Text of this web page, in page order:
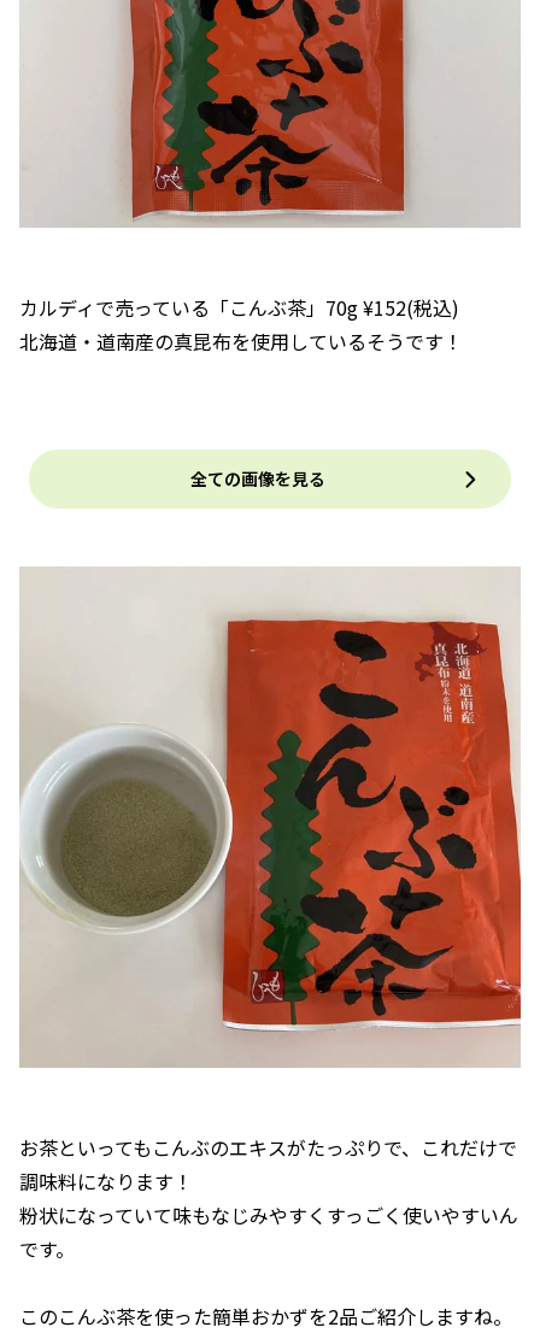
カルディで売っている「こんぶ茶」70g ¥152(税込)
北海道・道南産の真昆布を使用しているそうです！
全ての画像を見る
お茶といってもこんぶのエキスがたっぷりで、これだけで
調味料になります！
粉状になっていて味もなじみやすくすっごく使いやすいん
です。
このこんぶ茶を使った簡単おかずを2品ご紹介しますね。